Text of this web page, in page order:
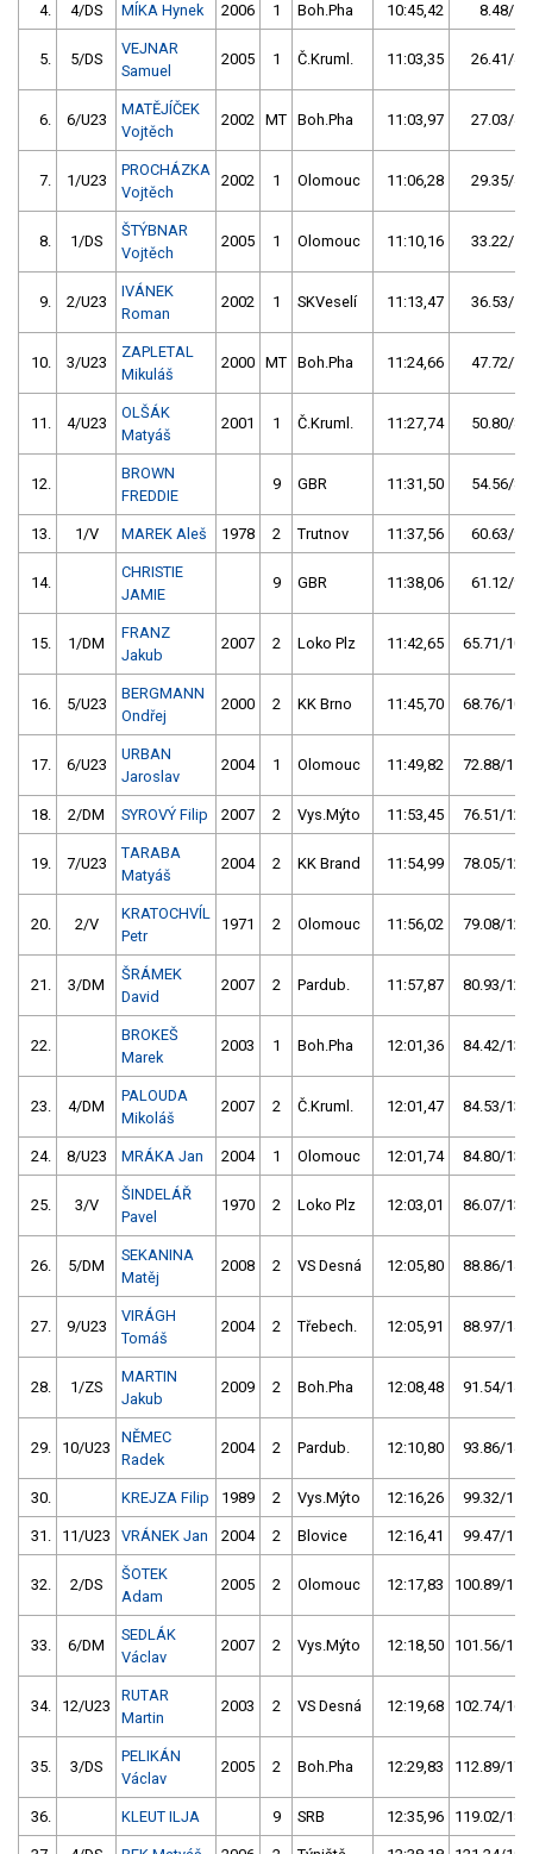
4. 4/DS MÍKA Hynek 2006 1 Boh.Pha 10:45,42 8.48/1,3
5. 5/DS
VEJNAR
Samuel
2005 1 Č.Kruml. 11:03,35 26.41/4,1
6. 6/U23
MATĚJÍČEK
Vojtěch
2002 MT Boh.Pha 11:03,97 27.03/4,2
7. 1/U23
PROCHÁZKA
Vojtěch
2002 1 Olomouc 11:06,28 29.35/4,6
8. 1/DS
ŠTÝBNAR
Vojtěch
2005 1 Olomouc 11:10,16 33.22/5,2
9. 2/U23
IVÁNEK
Roman
2002 1 SKVeselí 11:13,47 36.53/5,7
10. 3/U23
ZAPLETAL
Mikuláš
2000 MT Boh.Pha 11:24,66 47.72/7,5
11. 4/U23
OLŠÁK
Matyáš
2001 1 Č.Kruml. 11:27,74 50.80/8,0
12.
BROWN
FREDDIE
9 GBR 11:31,50 54.56/8,6
13. 1/V MAREK Aleš 1978 2 Trutnov 11:37,56 60.63/9,5
14.
CHRISTIE
JAMIE
9 GBR 11:38,06 61.12/9,6
15. 1/DM
FRANZ
Jakub
2007 2 Loko Plz 11:42,65 65.71/10,3
16. 5/U23
BERGMANN
Ondřej
2000 2 KK Brno 11:45,70 68.76/10,8
17. 6/U23
URBAN
Jaroslav
2004 1 Olomouc 11:49,82 72.88/11,4
18. 2/DM SYROVÝ Filip 2007 2 Vys.Mýto 11:53,45 76.51/12,0
19. 7/U23
TARABA
Matyáš
2004 2 KK Brand 11:54,99 78.05/12,3
20. 2/V
KRATOCHVÍL
Petr
1971 2 Olomouc 11:56,02 79.08/12,4
21. 3/DM
ŠRÁMEK
David
2007 2 Pardub. 11:57,87 80.93/12,7
22.
BROKEŠ
Marek
2003 1 Boh.Pha 12:01,36 84.42/13,3
23. 4/DM
PALOUDA
Mikoláš
2007 2 Č.Kruml. 12:01,47 84.53/13,3
24. 8/U23 MRÁKA Jan 2004 1 Olomouc 12:01,74 84.80/13,3
25. 3/V
ŠINDELÁŘ
Pavel
1970 2 Loko Plz 12:03,01 86.07/13,5
26. 5/DM
SEKANINA
Matěj
2008 2 VS Desná 12:05,80 88.86/14,0
27. 9/U23
VIRÁGH
Tomáš
2004 2 Třebech. 12:05,91 88.97/14,0
28. 1/ZS
MARTIN
Jakub
2009 2 Boh.Pha 12:08,48 91.54/14,4
29. 10/U23
NĚMEC
Radek
2004 2 Pardub. 12:10,80 93.86/14,7
30. KREJZA Filip 1989 2 Vys.Mýto 12:16,26 99.32/15,6
31. 11/U23 VRÁNEK Jan 2004 2 Blovice 12:16,41 99.47/15,6
32. 2/DS
ŠOTEK
Adam
2005 2 Olomouc 12:17,83 100.89/15,8
33. 6/DM
SEDLÁK
Václav
2007 2 Vys.Mýto 12:18,50 101.56/15,9
34. 12/U23
RUTAR
Martin
2003 2 VS Desná 12:19,68 102.74/16,1
35. 3/DS
PELIKÁN
Václav
2005 2 Boh.Pha 12:29,83 112.89/17,7
36. KLEUT ILJA 9 SRB 12:35,96 119.02/18,7